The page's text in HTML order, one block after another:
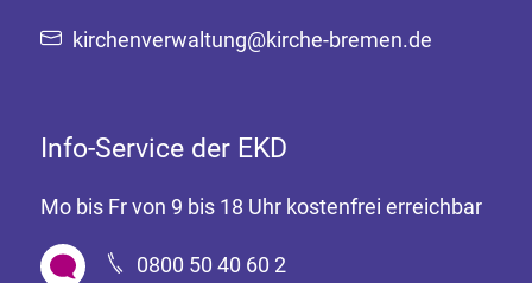
kirchenverwaltung@kirche-bremen.de
Info-Service der EKD
Mo bis Fr von 9 bis 18 Uhr kostenfrei erreichbar
0800 50 40 60 2